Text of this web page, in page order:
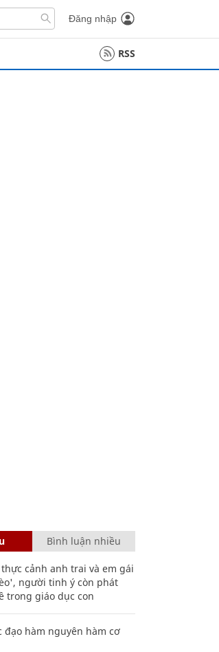
Đăng nhập
RSS
Bình luận nhiều
cảnh anh trai và em gái
người tinh ý còn phát
trong giáo dục con
đạo hàm nguyên hàm cơ